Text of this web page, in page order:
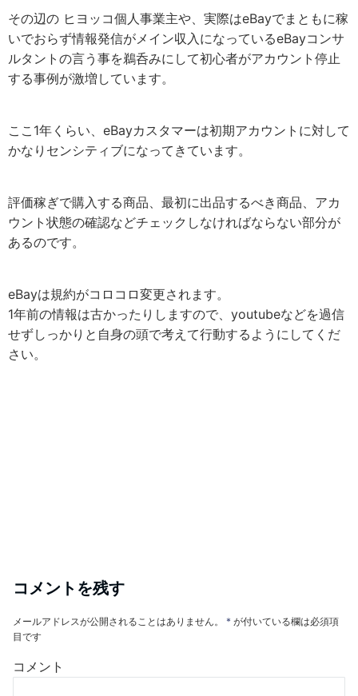
その辺の ヒヨッコ個人事業主や、実際はeBayでまともに稼
いでおらず情報発信がメイン収入になっているeBayコンサ
ルタントの言う事を鵜呑みにして初心者がアカウント停止
する事例が激増しています。
ここ1年くらい、eBayカスタマーは初期アカウントに対して
かなりセンシティブになってきています。
評価稼ぎで購入する商品、最初に出品するべき商品、アカ
ウント状態の確認などチェックしなければならない部分が
あるのです。
eBayは規約がコロコロ変更されます。
1年前の情報は古かったりしますので、youtubeなどを過信
せずしっかりと自身の頭で考えて行動するようにしてくだ
さい。
コメントを残す
メールアドレスが公開されることはありません。 * が付いている欄は必須項
目です
コメント